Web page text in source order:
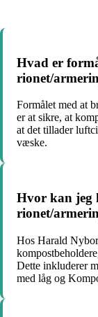
Hvad er
rionet/
Formålet med at
er at sikre, at
at det tillader
væske.
Hvor kan jeg
rionet/
Hos Harald
Dette inkluderer
med låg og